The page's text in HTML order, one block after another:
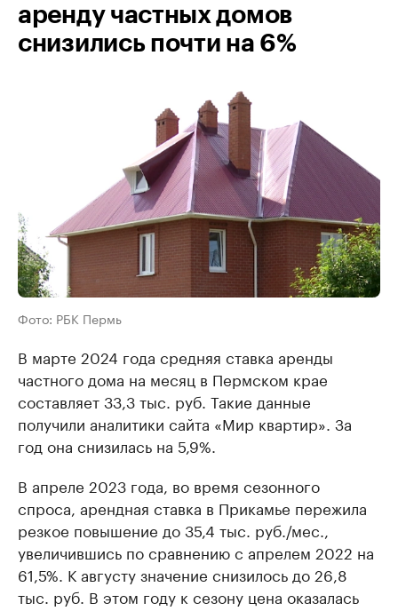
аренду частных домов
снизились почти на 6%
Фото: РБК Пермь
В марте 2024 года средняя ставка аренды
частного дома на месяц в Пермском крае
составляет 33,3 тыс. руб. Такие данные
получили аналитики сайта «Мир квартир». За
год она снизилась на 5,9%.
В апреле 2023 года, во время сезонного
спроса, арендная ставка в Прикамье пережила
резкое повышение до 35,4 тыс. руб./мес.,
увеличившись по сравнению с апрелем 2022 на
61,5%. К августу значение снизилось до 26,8
тыс. руб. В этом году к сезону цена оказалась